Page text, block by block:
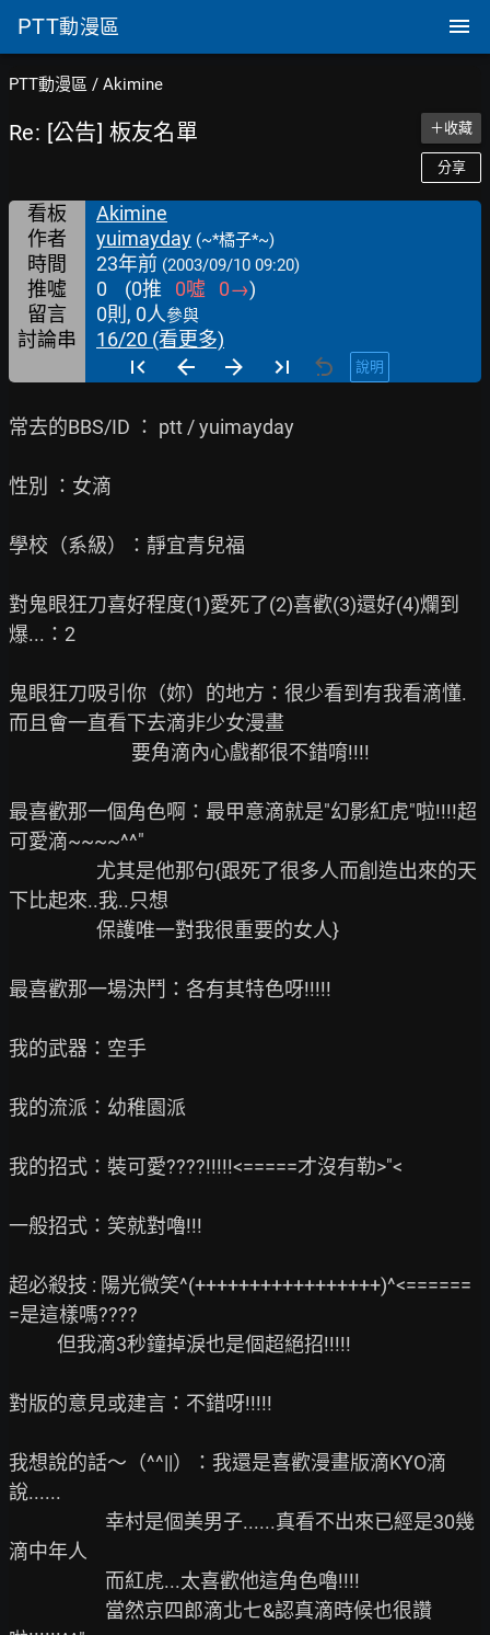
PTT動漫區
PTT動漫區 / Akimine
Re: [公告] 板友名單 ＋收藏
分享
看板
Akimine
作者
yuimayday (~*橘子*~)
時間 23年前 (2003/09/10 09:20)
推噓 0 (0推 0噓 0→)
留言
0則, 0人參與
討論串 16/20 (看更多)
說明
常去的BBS/ID ： ptt / yuimayday
性別 ：女滴
學校（系級）：靜宜青兒福
對鬼眼狂刀喜好程度(1)愛死了(2)喜歡(3)還好(4)爛到
爆...：2
鬼眼狂刀吸引你（妳）的地方：很少看到有我看滴懂.
而且會一直看下去滴非少女漫畫
最喜歡那一個角色啊：最甲意滴就是"幻影紅虎"啦!!!!超
可愛滴~~~~^^"
下比起來..我..只想
最喜歡那一場決鬥：各有其特色呀!!!!!
我的武器：空手
我的流派：幼稚園派
我的招式：裝可愛????!!!!!<=====才沒有勒>"<
一般招式：笑就對嚕!!!
超必殺技 : 陽光微笑^(+++++++++++++++++)^<======
=是這樣嗎????
對版的意見或建言：不錯呀!!!!!
我想說的話～（^^||）：我還是喜歡漫畫版滴KYO滴
說......
滴中年人